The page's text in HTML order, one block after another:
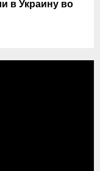
в Украину во